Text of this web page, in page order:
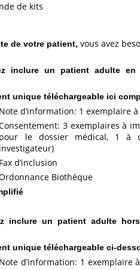
de kits
de votre patient,vous avez
inclure un patient adulte
unique téléchargeable ici
Note d’information: 1 exemplaire
3 exemplaires à
pour le dossier médical, 1 à
investigateur)
Fax d’inclusion
Biothèque
inclure un patient adulte
unique téléchargeable ci-
Note d’information: 1 exemplaire